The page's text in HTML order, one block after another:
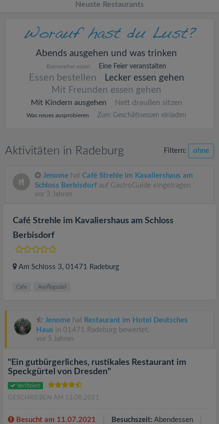
Neuste Restaurants
Abends ausgehen und was trinken
Barrierefrei essen Eine Feier veranstalten
Essen bestellen
Lecker essen gehen
Mit Freunden essen gehen
Mit Kindern ausgehen Nett draußen sitzen
Was neues ausprobieren Zum Geschäftsessen einladen
Aktivitäten in Radeburg Filtern: ohne
Jenome hat Café Strehle im Kavaliershaus am
Schloss Berbisdorf auf GastroGuide eingetragen
vor 3 Jahren
Café Strehle im Kavaliershaus am Schloss
Berbisdorf
Am Schloss 3, 01471 Radeburg
Cafe Ausflugsziel
Jenome hat Restaurant im Hotel Deutsches
Haus in 01471 Radeburg bewertet.
vor 5 Jahren
"Ein gutbürgerliches, rustikales Restaurant im
Speckgürtel von Dresden"
Verifiziert
GESCHRIEBEN AM 13.08.2021
Besucht am 11.07.2021 Besuchszeit: Abendessen